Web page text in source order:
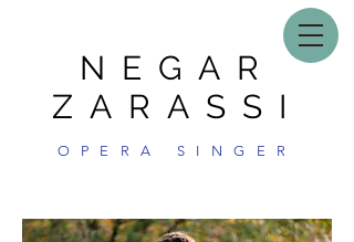
NEGAR
ZARASSI
OPERA SINGER